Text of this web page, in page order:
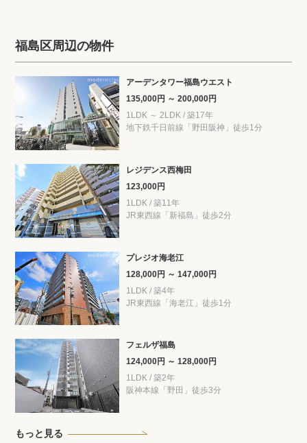
福島区周辺の物件
アーデンタワー福島ウエスト
135,000円 ～ 200,000円
1LDK ～ 2LDK / 築17年
地下鉄千日前線「野田阪神」徒歩1分
レジデンス西梅田
123,000円
1LDK / 築11年
JR東西線「新福島」徒歩2分
プレジオ海老江
128,000円 ～ 147,000円
1LDK / 築4年
JR東西線「海老江」徒歩1分
フェルザ福島
124,000円 ～ 128,000円
1LDK / 築2年
阪神本線「野田」徒歩3分
もっと見る